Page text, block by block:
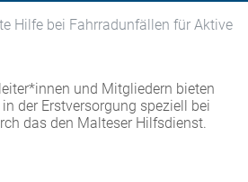
Hilfe bei Fahrradunfällen für Aktive
und Mitgliedern bieten
der Erstversorgung speziell bei
das den Malteser Hilfsdienst.